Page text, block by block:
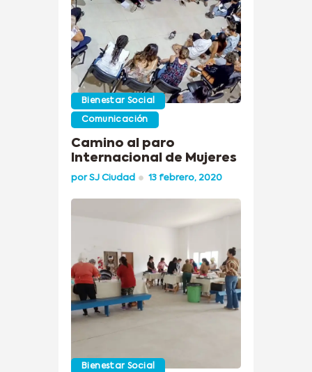
Bienestar Social
Comunicación
Camino al paro
Internacional de Mujeres
porSJ Ciudad 13 febrero, 2020
Bienestar Social